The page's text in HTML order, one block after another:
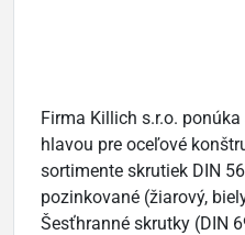
Firma Killich s.r.o.
hlavou pre oceľové
sortimente skrutiek DIN
pozinkované (žiarový,
Šesťhranné skrutky (DIN